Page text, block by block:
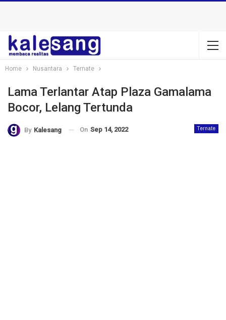
Home Nusantara Ternate
Lama Terlantar Atap Plaza Gamalama
Bocor, Lelang Tertunda
Ternate
By Kalesang On Sep 14, 2022